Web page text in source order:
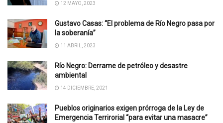
12 MAYO, 2023
Gustavo Casas: “El problema de Río Negro pasa por
la soberanía”
11 ABRIL, 2023
Río Negro: Derrame de petróleo y desastre
ambiental
14 DICIEMBRE, 2021
Pueblos originarios exigen prórroga de la Ley de
Emergencia Terrirorial “para evitar una masacre”